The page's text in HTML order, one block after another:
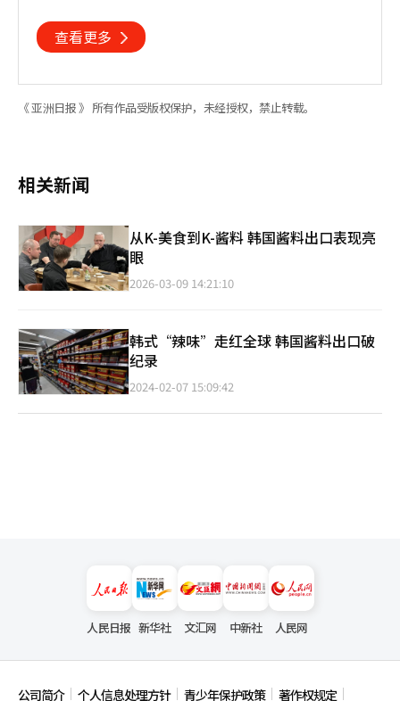
查看更多
《 亚洲日报 》 所有作品受版权保护，未经授权，禁止转载。
相关新闻
从K-美食到K-酱料 韩国酱料出口表现亮
眼
2026-03-09 14:21:10
韩式“辣味”走红全球 韩国酱料出口破
纪录
2024-02-07 15:09:42
人民日报 新华社 文汇网 中新社 人民网
公司简介 个人信息处理方针 青少年保护政策 著作权规定